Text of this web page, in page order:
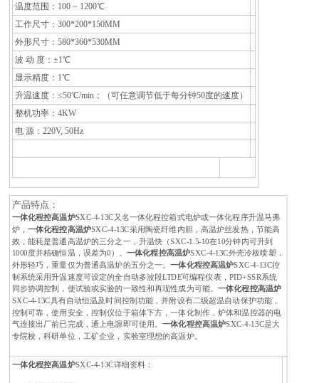
温度范围：100 ~ 1200℃
工作尺寸：300*200*150MM
外形尺寸：580*360*530MM
波 动 度：±1℃
显示精度：1℃
升温速度：≤50℃/min；（可任意调节低于每分钟50度的速度）
整机功率：4KW
电 源：220V, 50Hz
产品特点：
一体化程控高温炉SXC-4-13C又名一体化程控箱式电炉或一体化程序升温马弗
炉，一体化程控高温炉SXC-4-13C采用陶瓷纤维内胆，高温炉丝发热，节能高
效，能耗是普通高温炉的三分之一，升温快（SXC-1.5-10在10分钟内可升到
1000度并精确恒温，误差为0）。一体化程控高温炉SXC-4-13C外壳冷板喷塑，
外形轻巧，重量仅为普通高温炉的五分之一。一体化程控高温炉SXC-4-13C控
制系统采用升温速度可设定的全自动多波段LTDE可编程仪表，PID+SSR系统
同步协调控制，使试验或实验的一致性和再现性成为可能。一体化程控高温炉
SXC-4-13C具有自动恒温及时间控制功能，并附设有二级超温自动保护功能，
控制可靠，使用安全，控制仪位于箱体下方，一体化制作，炉体和温控器的电
气连接出厂前已完成，通上电源即可使用。一体化程控高温炉SXC-4-13C是大
专院校，科研单位，工矿企业，实验室理想的高温炉。
一体化程控高温炉SXC-4-13C详细资料：